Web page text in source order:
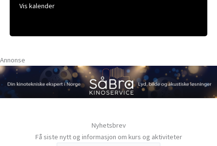
Vis kalender
Annonse
Nyhetsbrev
Få siste nytt og informasjon om kurs og aktiviteter